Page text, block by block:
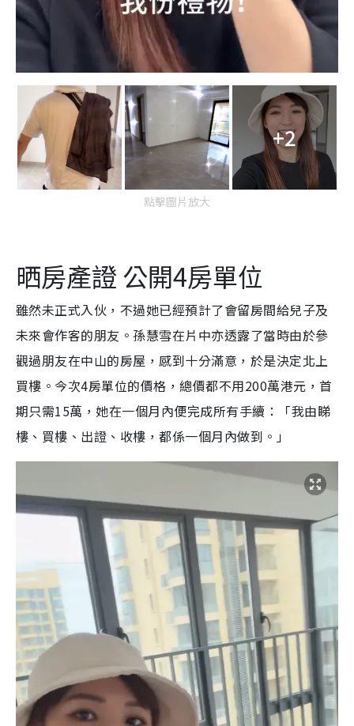
+2
點擊圖片放大
晒房產證 公開4房單位
雖然未正式入伙，不過她已經預計了會留房間給兒子及
未來會作客的朋友。孫慧雪在片中亦透露了當時由於參
觀過朋友在中山的房屋，感到十分滿意，於是決定北上
買樓。今次4房單位的價格，總價都不用200萬港元，首
期只需15萬，她在一個月內便完成所有手續：「我由睇
樓、買樓、出證、收樓，都係一個月內做到。」